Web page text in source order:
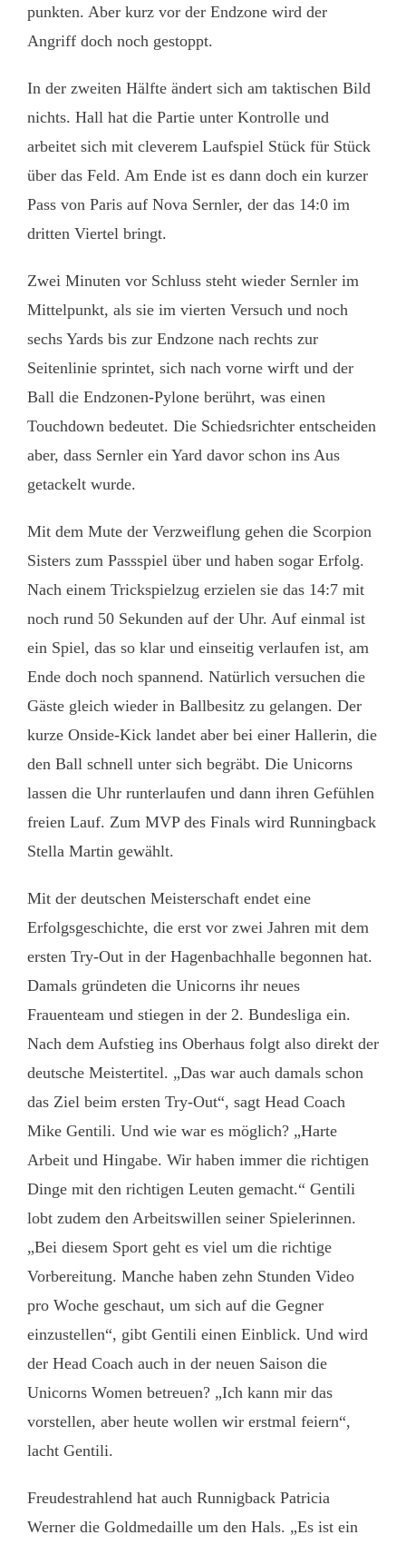
punkten. Aber kurz vor der Endzone wird der
Angriff doch noch gestoppt.
In der zweiten Hälfte ändert sich am taktischen Bild
nichts. Hall hat die Partie unter Kontrolle und
arbeitet sich mit cleverem Laufspiel Stück für Stück
über das Feld. Am Ende ist es dann doch ein kurzer
Pass von Paris auf Nova Sernler, der das 14:0 im
dritten Viertel bringt.
Zwei Minuten vor Schluss steht wieder Sernler im
Mittelpunkt, als sie im vierten Versuch und noch
sechs Yards bis zur Endzone nach rechts zur
Seitenlinie sprintet, sich nach vorne wirft und der
Ball die Endzonen-Pylone berührt, was einen
Touchdown bedeutet. Die Schiedsrichter entscheiden
aber, dass Sernler ein Yard davor schon ins Aus
getackelt wurde.
Mit dem Mute der Verzweiflung gehen die Scorpion
Sisters zum Passspiel über und haben sogar Erfolg.
Nach einem Trickspielzug erzielen sie das 14:7 mit
noch rund 50 Sekunden auf der Uhr. Auf einmal ist
ein Spiel, das so klar und einseitig verlaufen ist, am
Ende doch noch spannend. Natürlich versuchen die
Gäste gleich wieder in Ballbesitz zu gelangen. Der
kurze Onside-Kick landet aber bei einer Hallerin, die
den Ball schnell unter sich begräbt. Die Unicorns
lassen die Uhr runterlaufen und dann ihren Gefühlen
freien Lauf. Zum MVP des Finals wird Runningback
Stella Martin gewählt.
Mit der deutschen Meisterschaft endet eine
Erfolgsgeschichte, die erst vor zwei Jahren mit dem
ersten Try-Out in der Hagenbachhalle begonnen hat.
Damals gründeten die Unicorns ihr neues
Frauenteam und stiegen in der 2. Bundesliga ein.
Nach dem Aufstieg ins Oberhaus folgt also direkt der
deutsche Meistertitel. „Das war auch damals schon
das Ziel beim ersten Try-Out“, sagt Head Coach
Mike Gentili. Und wie war es möglich? „Harte
Arbeit und Hingabe. Wir haben immer die richtigen
Dinge mit den richtigen Leuten gemacht.“ Gentili
lobt zudem den Arbeitswillen seiner Spielerinnen.
„Bei diesem Sport geht es viel um die richtige
Vorbereitung. Manche haben zehn Stunden Video
pro Woche geschaut, um sich auf die Gegner
einzustellen“, gibt Gentili einen Einblick. Und wird
der Head Coach auch in der neuen Saison die
Unicorns Women betreuen? „Ich kann mir das
vorstellen, aber heute wollen wir erstmal feiern“,
lacht Gentili.
Freudestrahlend hat auch Runnigback Patricia
Werner die Goldmedaille um den Hals. „Es ist ein